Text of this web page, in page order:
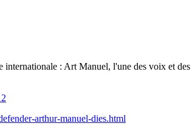
: Art Manuel, l'une des voix et
arthur-manuel-dies.html